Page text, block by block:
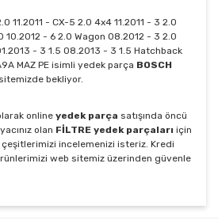
11.2011 - CX-5 2.0 4x4 11.2011 - 3 2.0
10.2012 - 6 2.0 Wagon 08.2012 - 3 2.0
- 3 1.5 08.2013 - 3 1.5 Hatchback
MAZ PE isimli yedek parça BOSCH
bekliyor.
online yedek parça satışında öncü
olan FİLTRE yedek parçaları için
incelemenizi isteriz. Kredi
web sitemiz üzerinden güvenle